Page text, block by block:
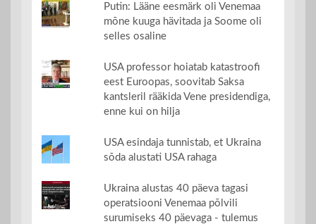
Putin: Lääne eesmärk oli Venemaa
mõne kuuga hävitada ja Soome oli
selles osaline
USA professor hoiatab katastroofi
eest Euroopas, soovitab Saksa
kantsleril rääkida Vene presidendiga,
enne kui on hilja
USA esindaja tunnistab, et Ukraina
sõda alustati USA rahaga
Ukraina alustas 40 päeva tagasi
operatsiooni Venemaa põlvili
surumiseks 40 päevaga - tulemus